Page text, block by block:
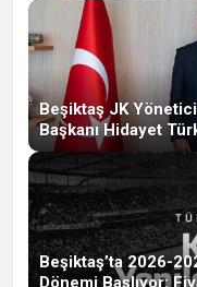
Beşiktaş JK
Başkanı Hidayet
Beşiktaş’ta 2026-
Dönemi Başlıyor: